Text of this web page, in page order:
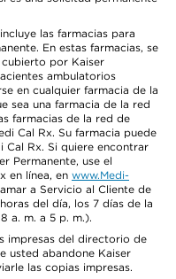
las farmacias para
En estas farmacias, se
por Kaiser
ambulatorios
en cualquier farmacia de la
sea una farmacia de la red
farmacias de la red de
Cal Rx. Su farmacia puede
Cal Rx. Si quiere encontrar
Permanente, use el
en línea, en www.Medi-
a Servicio al Cliente de
del día, los 7 días de la
a. m. a 5 p. m.).
impresas del directorio de
usted abandone Kaiser
las copias impresas.